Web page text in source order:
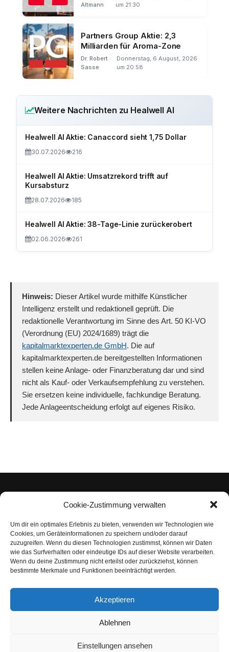
Cookie-Zustimmung verwalten
Um dir ein optimales Erlebnis zu bieten, verwenden wir Technologien wie
Cookies, um Geräteinformationen zu speichern und/oder darauf
zuzugreifen. Wenn du diesen Technologien zustimmst, können wir Daten
wie das Surfverhalten oder eindeutige IDs auf dieser Website verarbeiten.
Wenn du deine Zustimmung nicht erteilst oder zurückziehst, können
bestimmte Merkmale und Funktionen beeinträchtigt werden.
Akzeptieren
Ablehnen
Einstellungen ansehen
Altmann
um 21:30
Partners Group Aktie: 2,3
Milliarden für Aroma-Zone
Dr. Robert
Sasse
Donnerstag, 6 August, 2026
um 20:58
Weitere Nachrichten zu Healwell AI
Healwell AI Aktie: Canaccord sieht 1,75 Dollar
30.07.2026 216
Healwell AI Aktie: Umsatzrekord trifft auf
Kursabsturz
28.07.2026 185
Healwell AI Aktie: 38-Tage-Linie zurückerobert
02.06.2026 261
Hinweis: Dieser Artikel wurde mithilfe Künstlicher
Intelligenz erstellt und redaktionell geprüft. Die
redaktionelle Verantwortung im Sinne des Art. 50 KI-VO
(Verordnung (EU) 2024/1689) trägt die
kapitalmarktexperten.de GmbH. Die auf
kapitalmarktexperten.de bereitgestellten Informationen
stellen keine Anlage- oder Finanzberatung dar und sind
nicht als Kauf- oder Verkaufsempfehlung zu verstehen.
Sie ersetzen keine individuelle, fachkundige Beratung.
Jede Anlageentscheidung erfolgt auf eigenes Risiko.
Impressum
Datenschutzerklärung
Nutzungsbedingungen | Haftungsausschluss
AGB